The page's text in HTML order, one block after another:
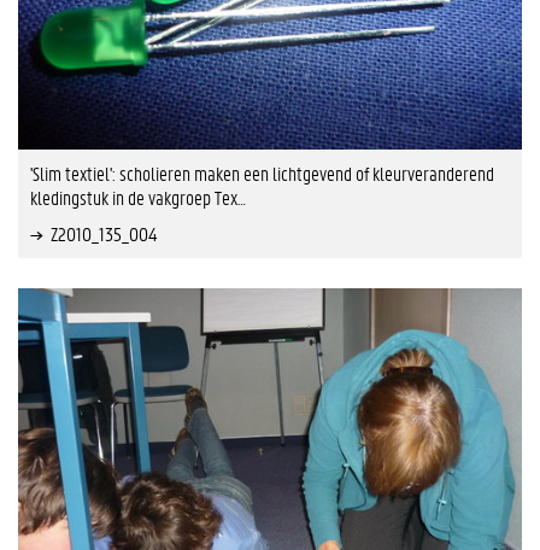
'Slim textiel': scholieren maken een lichtgevend of kleurveranderend
kledingstuk in de vakgroep Tex…
Z2010_135_004